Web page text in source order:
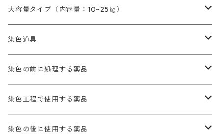
茶色系
茶色系
灰色系
黒色系
灰色｜20g入りのみ公開
黒色
オレンヂMGD（定番の色合い）
レットMFB｜赤色（定番の色合い）
レットMG｜黄みの朱色
青色系
ネビーブルーMB（定番の色合い）
ブルーMB（定番の色合い）
紫色系
バイオレットMFB
緑色系
ダークグリンMG（定番の色合い）
グリーンMB｜緑色
茶色系
ダークブロンMFB｜こげ茶色
黒色系
緑色｜在庫処分特価
茶色｜在庫処分特価
カッチ｜茶系
霧島産・晩秋茶｜黄金色（赤みの黄色）｜準備中
鉄媒染剤
藍染
ぶどう糖
ハイドロサルファイトコンク
染色用途のハンカチ・バンダナ
45cm×45cm（ハンカチ）｜端の始末も綿糸｜タグなし
54cm×54cm（バンダナ）｜端の始末も綿糸｜タグなし
塩基性エロ―｜液体タイプ
アルカリ剤
ハイドロサルファイトコンク
酸性剤
54cm×54cm（バンダナ）｜端の始末も綿糸｜タグなし
大容量タイプ（内容量：10~25㎏）
芒硝｜綿の染色時の吸収促進剤
ソーダ灰｜アルカリ性のPH調整剤
硫酸第一鉄｜鉄媒染剤
染色道具
刷毛
摺込み刷毛（スリコミハケ）ー夏毛（硬いタイプ）
摺込み刷毛（スリコミハケ）ー冬毛（柔らかいタイプ）
ローケツ筆
ローケツ用筆｜1本～販売
洋型紙（9番手｜中薄口、10番手｜中厚口）
染色の前に処理する薬品
精練剤｜汚れ落とし剤｜針状マルセル石鹸
糊落とし剤｜ソルベンCA
染色工程で使用する薬品
染料の吸収促進剤
染色の後に使用する薬品